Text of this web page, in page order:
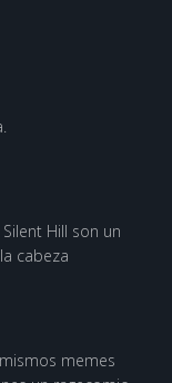
Hill son un
cabeza
memes